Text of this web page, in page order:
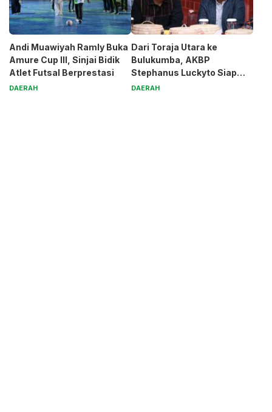
Andi Muawiyah Ramly Buka
Amure Cup III, Sinjai Bidik
Atlet Futsal Berprestasi
DAERAH
Dari Toraja Utara ke
Bulukumba, AKBP
Stephanus Luckyto Siap
Jaga Kamtibmas
DAERAH